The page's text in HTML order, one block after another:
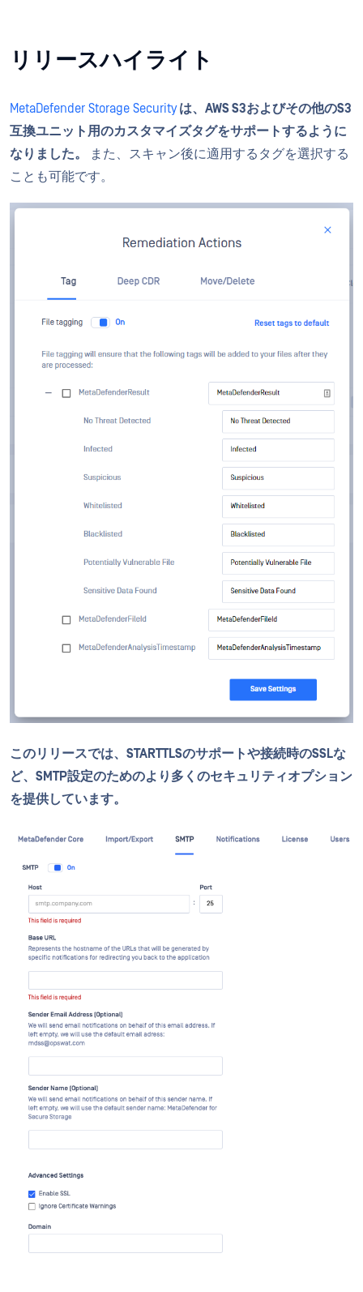
リリースハイライト
MetaDefender Storage Securityは、AWS S3およびその他のS3
互換ユニット用のカスタマイズタグをサポートするように
なりました。
また、スキャン後に適用するタグを選択する
ことも可能です。
このリリースでは、STARTTLSのサポートや接続時のSSLな
ど、SMTP設定のためのより多くのセキュリティオプション
を提供しています。